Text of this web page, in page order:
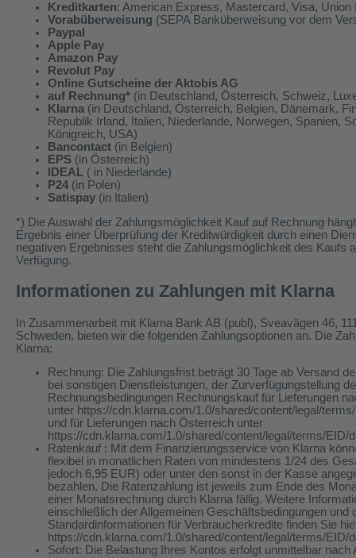
Kreditkarten: American Express, Mastercard, Visa, Union
Vorabüberweisung (SEPA Banküberweisung vor dem
Paypal
Apple Pay
Amazon Pay
Revolut Pay
Online Gutscheine der Aktobis AG
auf Rechnung* (in Deutschland, Österreich, Schweiz,
Klarna (in Deutschland, Österreich, Belgien, Dänemark,
Republik Irland, Italien, Niederlande, Norwegen, Spanien,
Königreich, USA)
Bancontact (in Belgien)
EPS (in Österreich)
IDEAL ( in Niederlande)
P24 (in Polen)
Satispay (in Italien)
*) Die Auswahl der Zahlungsmöglichkeit Kauf auf Rechnung
Ergebnis einer Überprüfung der Kreditwürdigkeit durch einen
negativen Ergebnisses steht die Zahlungsmöglichkeit des Kaufs
Verfügung.
Informationen zu Zahlungen mit Klarna
In Zusammenarbeit mit Klarna Bank AB (publ), Sveavägen 46,
Schweden, bieten wir die folgenden Zahlungsoptionen an. Die
Klarna:
Rechnung: Die Zahlungsfrist beträgt 30 Tage ab Versand
bei sonstigen Dienstleistungen, der Zurverfügungstellung
Rechnungsbedingungen Rechnungskauf für Lieferungen
unter https://cdn.klarna.com/1.0/shared/content/legal/
und für Lieferungen nach Österreich unter
https://cdn.klarna.com/1.0/shared/content/legal/terms/EID/
Ratenkauf : Mit dem Finanzierungsservice von Klarna
flexibel in monatlichen Raten von mindestens 1/24 des
jedoch 6,95 EUR) oder unter den sonst in der Kasse
bezahlen. Die Ratenzahlung ist jeweils zum Ende des
einer Monatsrechnung durch Klarna fällig. Weitere
einschließlich der Allgemeinen Geschäftsbedingungen und
Standardinformationen für Verbraucherkredite finden Sie
https://cdn.klarna.com/1.0/shared/content/legal/terms/EID/
Sofort: Die Belastung Ihres Kontos erfolgt unmittelbar nach